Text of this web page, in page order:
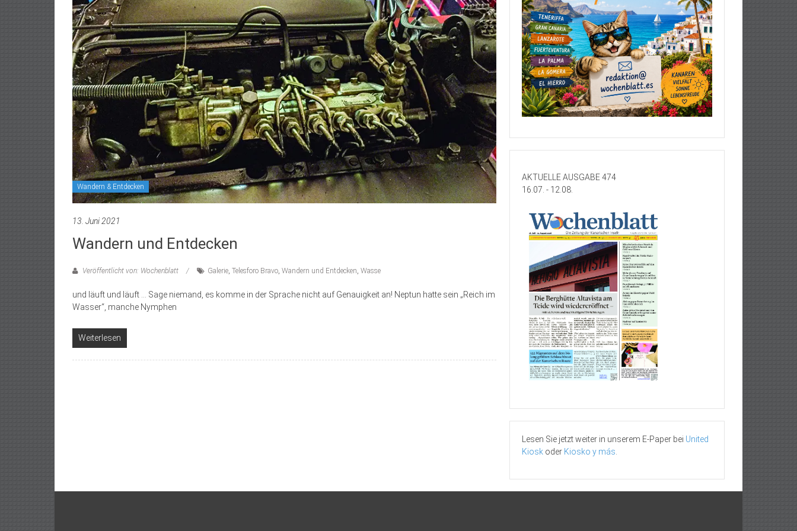
Wandern & Entdecken
13. Juni 2021
Wandern und Entdecken
Veröffentlicht von: Wochenblatt Galerie Telesforo Bravo Wandern und Entdecken Wasse
und läuft und läuft … Sage niemand, es komme in der Sprache nicht auf Genauigkeit an! Neptun hatte sein „Reich im
Wasser“, manche Nymphen
Weiterlesen
AKTUELLE AUSGABE 474
16.07. - 12.08.
Lesen Sie jetzt weiter in unserem E-Paper bei United
Kiosk oder Kiosko y más